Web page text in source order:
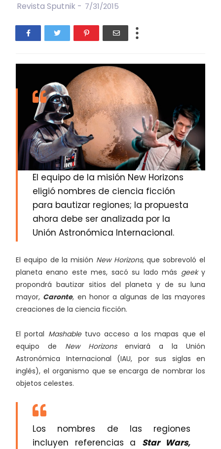
Revista Sputnik - 7/31/2015
El equipo de la misión New Horizons
eligió nombres de ciencia ficción
para bautizar regiones; la propuesta
ahora debe ser analizada por la
Unión Astronómica Internacional.
El equipo de la misión New Horizons, que sobrevoló el
planeta enano este mes, sacó su lado más geeky
propondrá bautizar sitios del planeta y de su luna
mayor, Caronte, en honor a algunas de las mayores
creaciones de la ciencia ficción.
El portal Mashabletuvo acceso a los mapas que el
equipo de New Horizonsenviará a la Unión
Astronómica Internacional (IAU, por sus siglas en
inglés), el organismo que se encarga de nombrar los
objetos celestes.
Los nombres de las regiones
incluyen referencias a Star Wars,